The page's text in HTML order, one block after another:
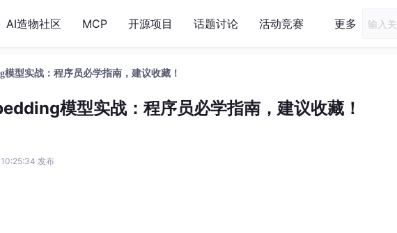
AI造物社区 MCP 开源项目 话题讨论 活动竞赛 更多
型实战：程序员必学指南，建议收藏！
模型实战：程序员必学指南，建议收藏！
发布